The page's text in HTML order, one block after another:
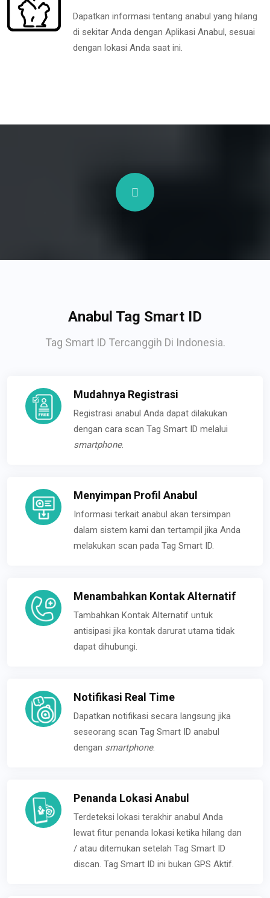
Dapatkan informasi tentang anabul yang hilang
di sekitar Anda dengan Aplikasi Anabul, sesuai
dengan lokasi Anda saat ini.
Anabul Tag Smart ID
Tag Smart ID Tercanggih Di Indonesia.
Mudahnya Registrasi
Registrasi anabul Anda dapat dilakukan
dengan cara scan Tag Smart ID melalui
smartphone.
Menyimpan Profil Anabul
Informasi terkait anabul akan tersimpan
dalam sistem kami dan tertampil jika Anda
melakukan scan pada Tag Smart ID.
Menambahkan Kontak Alternatif
Tambahkan Kontak Alternatif untuk
antisipasi jika kontak darurat utama tidak
dapat dihubungi.
Notifikasi Real Time
Dapatkan notifikasi secara langsung jika
seseorang scan Tag Smart ID anabul
dengan smartphone.
Penanda Lokasi Anabul
Terdeteksi lokasi terakhir anabul Anda
lewat fitur penanda lokasi ketika hilang dan
/ atau ditemukan setelah Tag Smart ID
discan. Tag Smart ID ini bukan GPS Aktif.